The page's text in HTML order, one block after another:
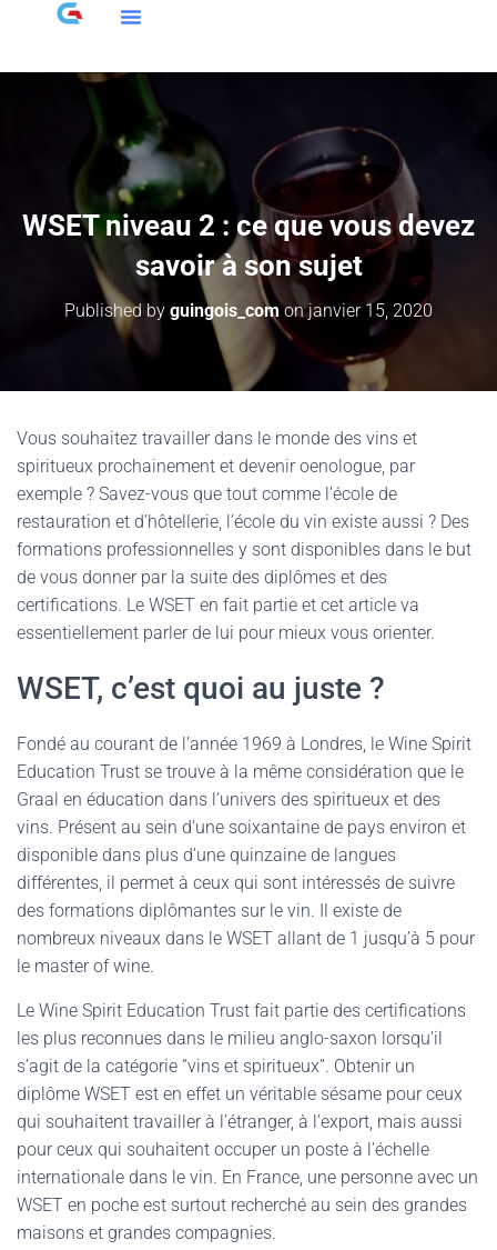
WSET niveau 2 : ce que vous devez
savoir à son sujet
Published by guingois_comonjanvier 15, 2020
Vous souhaitez travailler dans le monde des vins et
spiritueux prochainement et devenir oenologue, par
exemple ? Savez-vous que tout comme l’école de
restauration et d’hôtellerie, l’école du vin existe aussi ? Des
formations professionnelles y sont disponibles dans le but
de vous donner par la suite des diplômes et des
certifications. Le WSET en fait partie et cet article va
essentiellement parler de lui pour mieux vous orienter.
WSET, c’est quoi au juste ?
Fondé au courant de l’année 1969 à Londres, le Wine Spirit
Education Trust se trouve à la même considération que le
Graal en éducation dans l’univers des spiritueux et des
vins. Présent au sein d’une soixantaine de pays environ et
disponible dans plus d’une quinzaine de langues
différentes, il permet à ceux qui sont intéressés de suivre
des formations diplômantes sur le vin. Il existe de
nombreux niveaux dans le WSET allant de 1 jusqu’à 5 pour
le master of wine.
Le Wine Spirit Education Trust fait partie des certifications
les plus reconnues dans le milieu anglo-saxon lorsqu’il
s’agit de la catégorie “vins et spiritueux”. Obtenir un
diplôme WSET est en effet un véritable sésame pour ceux
qui souhaitent travailler à l’étranger, à l’export, mais aussi
pour ceux qui souhaitent occuper un poste à l’échelle
internationale dans le vin. En France, une personne avec un
WSET en poche est surtout recherché au sein des grandes
maisons et grandes compagnies.